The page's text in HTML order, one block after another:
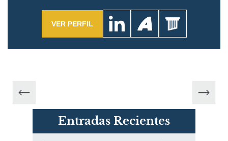
VER PERFIL
Entradas Recientes